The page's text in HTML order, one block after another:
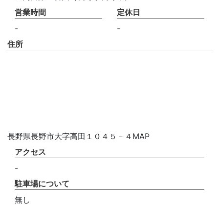
営業時間
-
定休日
-
住所
長野県長野市大字高田１０４５－４MAP
アクセス
-
駐車場について
無し